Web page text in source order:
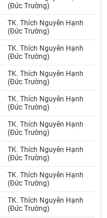
(Đức Trường)
TK. Thích Nguyên Hạnh
(Đức Trường)
TK. Thích Nguyên Hạnh
(Đức Trường)
TK. Thích Nguyên Hạnh
(Đức Trường)
TK. Thích Nguyên Hạnh
(Đức Trường)
TK. Thích Nguyên Hạnh
(Đức Trường)
TK. Thích Nguyên Hạnh
(Đức Trường)
TK. Thích Nguyên Hạnh
(Đức Trường)
TK. Thích Nguyên Hạnh
(Đức Trường)